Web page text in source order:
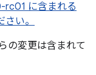
rc01 に含まれる
い。
の変更は含まれて